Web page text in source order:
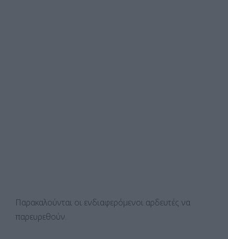
Παρακαλούνται οι ενδιαφερόμενοι αρδευτές να
παρευρεθούν.